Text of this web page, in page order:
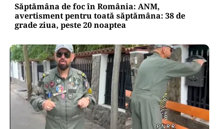
Săptămâna de foc în România: ANM,
avertisment pentru toată săptămâna: 38 de
grade ziua, peste 20 noaptea